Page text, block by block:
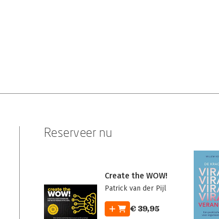
Reserveer nu
Create the WOW!
Patrick van der Pijl
€ 39,95